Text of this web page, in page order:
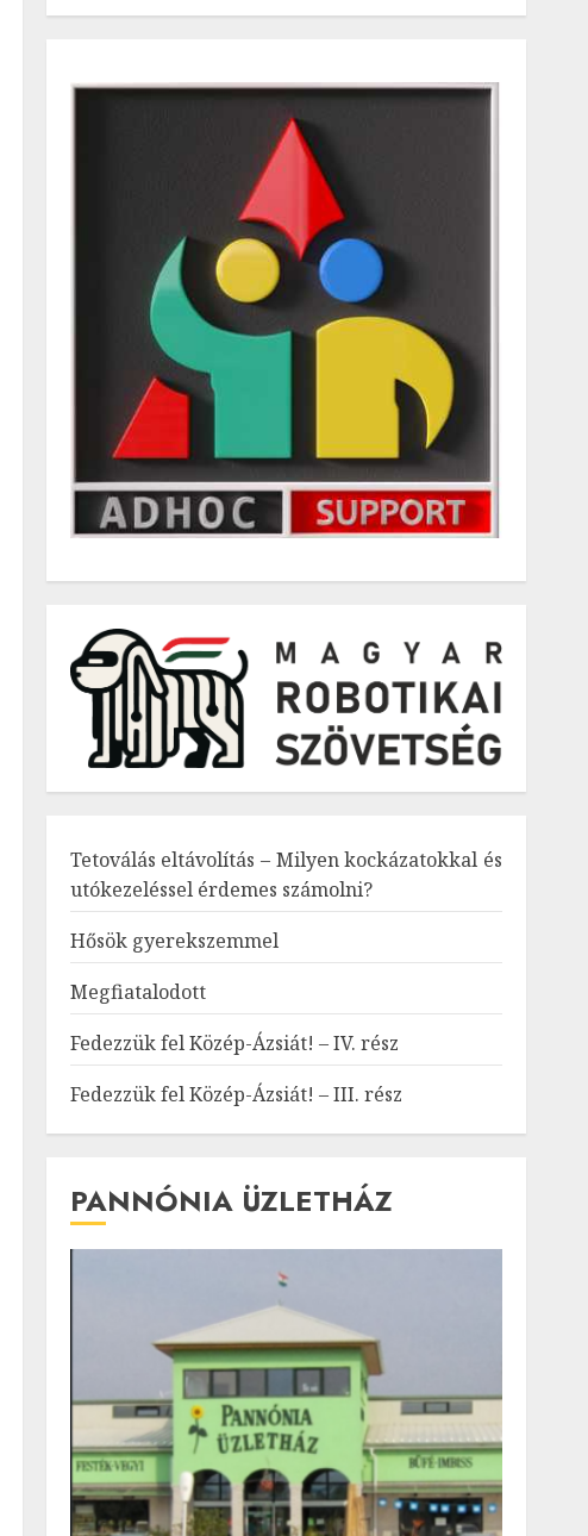
Tetoválás eltávolítás – Milyen kockázatokkal és
utókezeléssel érdemes számolni?
Hősök gyerekszemmel
Megfiatalodott
Fedezzük fel Közép-Ázsiát! – IV. rész
Fedezzük fel Közép-Ázsiát! – III. rész
PANNÓNIA ÜZLETHÁZ